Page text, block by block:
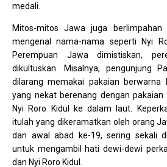
medali.
Mitos-mitos Jawa juga
mengenal nama-nama seperti Nyi
Perempuan Jawa dimistiskan,
dikultuskan. Misalnya, pengunjung
dilarang memakai pakaian berwarna
yang nekat berenang dengan
Nyi Roro Kidul ke dalam laut.
itulah yang dikeramatkan oleh orang
dan awal abad ke-19, sering sekali
untuk mengambil hati dewi-dewi
dan Nyi Roro Kidul.